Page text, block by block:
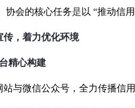
协会的核心任务是 以 “推动信
传，着力优化环境
精心构建
站与微信公众号，全力传播信